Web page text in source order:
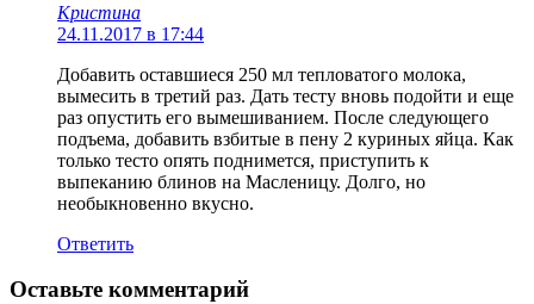
Кристина
24.11.2017 в 17:44
Добавить оставшиеся 250 мл тепловатого молока,
вымесить в третий раз. Дать тесту вновь подойти и еще
раз опустить его вымешиванием. После следующего
подъема, добавить взбитые в пену 2 куриных яйца. Как
только тесто опять поднимется, приступить к
выпеканию блинов на Масленицу. Долго, но
необыкновенно вкусно.
Ответить
Оставьте комментарий